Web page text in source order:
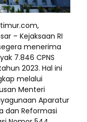
– Kejaksaan RI
menerima
7.846 CPNS
2023. Hal ini
melalui
Menteri
Aparatur
dan Reformasi